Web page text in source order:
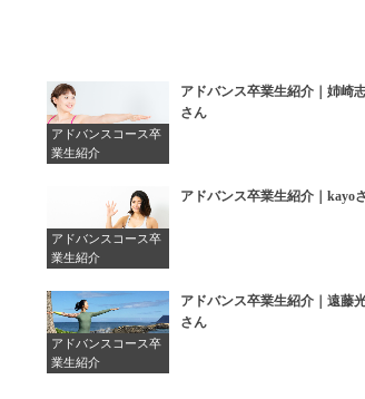
アドバンスコース卒
業生紹介
アドバンス卒業生紹介｜姉崎
さん
アドバンスコース卒
業生紹介
アドバンス卒業生紹介｜kayo
アドバンスコース卒
業生紹介
アドバンス卒業生紹介｜遠藤
さん